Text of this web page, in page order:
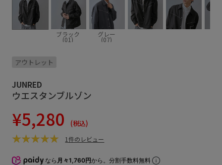
ブラック
(01)
グレー
(07)
アウトレット
JUNRED
ウエスタンブルゾン
¥5,280 (税込)
1件のレビュー
なら 月々1,760円から。分割手数料無料